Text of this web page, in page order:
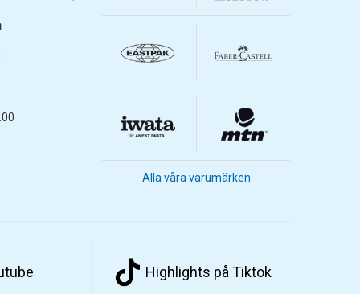
Alla våra varumärken
Highlights på Tiktok